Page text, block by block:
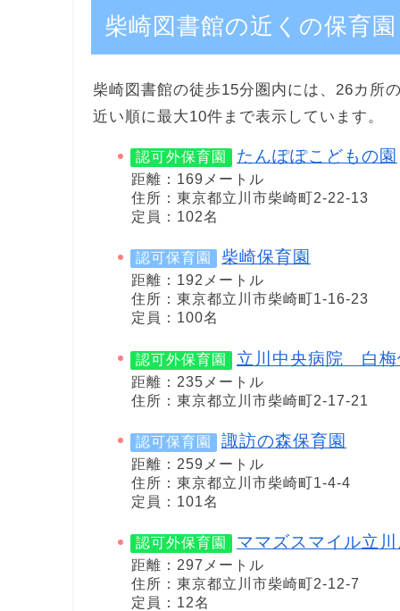
柴崎図書館の近くの保育園
柴崎図書館の徒歩15分圏内には、26カ所
近い順に最大10件まで表示しています。
認可外保育園 たんぽぽこどもの園
距離：169メートル
住所：東京都立川市柴崎町2-22-13
定員：102名
認可保育園 柴崎保育園
距離：192メートル
住所：東京都立川市柴崎町1-16-23
定員：100名
認可外保育園 立川中央病院 白梅
距離：235メートル
住所：東京都立川市柴崎町2-17-21
認可保育園 諏訪の森保育園
距離：259メートル
住所：東京都立川市柴崎町1-4-4
定員：101名
認可外保育園 ママズスマイル立
距離：297メートル
住所：東京都立川市柴崎町2-12-7
定員：12名